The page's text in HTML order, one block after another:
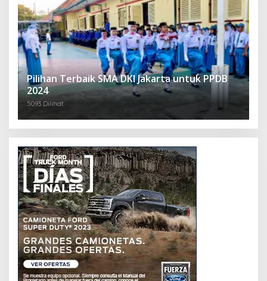
Pilihan Terbaik SMA DKI Jakarta untuk PPDB
2024
5093 Dilihat